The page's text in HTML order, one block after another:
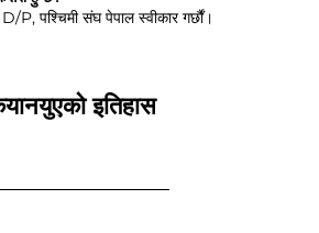
P, पश्चिमी संघ पेपाल स्वीकार गर्छौं।
इतिहास